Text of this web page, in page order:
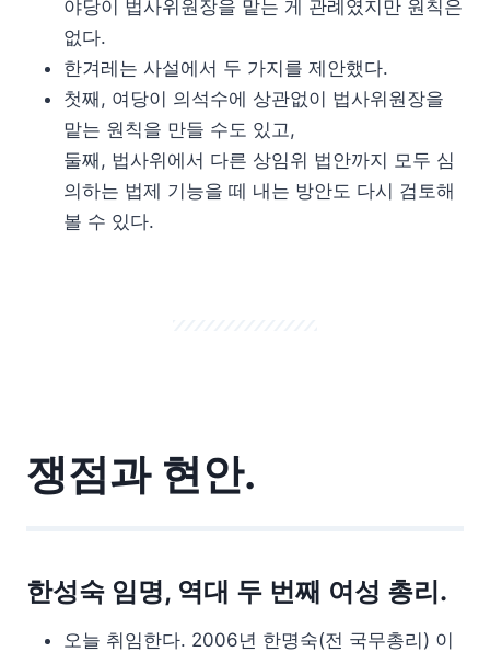
야당이 법사위원장을 맡는 게 관례였지만 원칙은
없다.
한겨레는 사설에서 두 가지를 제안했다.
첫째, 여당이 의석수에 상관없이 법사위원장을
맡는 원칙을 만들 수도 있고,
둘째, 법사위에서 다른 상임위 법안까지 모두 심
의하는 법제 기능을 떼 내는 방안도 다시 검토해
볼 수 있다.
쟁점과 현안.
한성숙 임명, 역대 두 번째 여성 총리.
오늘 취임한다. 2006년 한명숙(전 국무총리) 이